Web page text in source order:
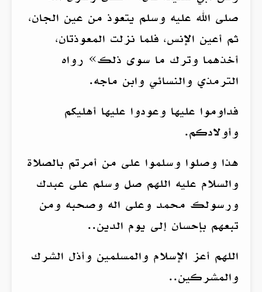
صلى الله عليه وسلم يتعوذ من عين الجان،
ثم أعين الإنس، فلما نزلت المعوذتان،
أخذهما وترك ما سوى ذلك» رواه
الترمذي والنسائي وابن ماجه.
فداوموا عليها وعودوا عليها أهليكم
وأولادكم.
هذا وصلوا وسلموا على من أمرتم بالصلاة
والسلام عليه اللهم صل وسلم على عبدك
ورسولك محمد وعلى اله وصحبه ومن
تبعهم بإحسان إلى يوم الدين..
اللهم أعز الإسلام والمسلمين وأذل الشرك
والمشركين..